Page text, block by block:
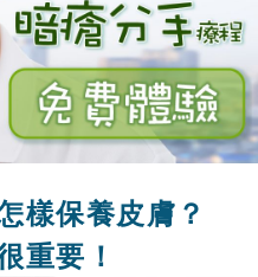
樣保養皮膚？
重要！